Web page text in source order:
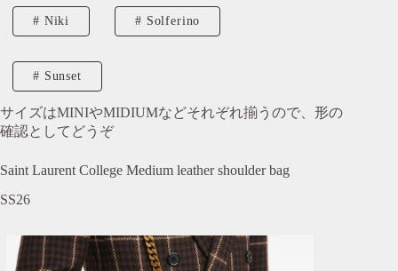
Niki Solferino
Sunset
サイズはMINIやMIDIUMなどそれぞれ揃うので、形の
確認としてどうぞ
Saint Laurent College Medium leather shoulder bag
SS26